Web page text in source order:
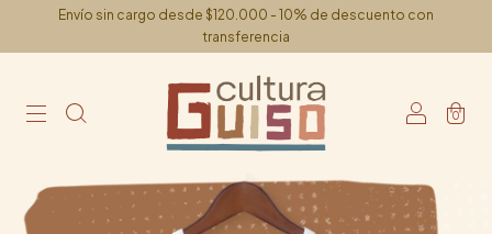
Envío sin cargo desde $120.000 - 10% de descuento con
transferencia
0